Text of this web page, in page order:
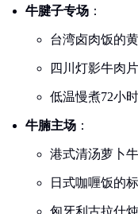
牛腱子专场 ：
台湾卤肉饭的
四川灯影牛肉
低温慢煮72小
牛腩主场 ：
港式清汤萝卜
日式咖喱饭的
匈牙利古拉什